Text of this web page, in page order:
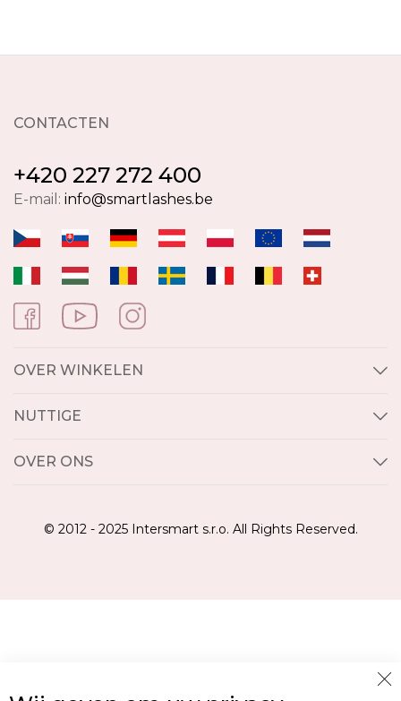
CONTACTEN
+420 227 272 400
E-mail: info@smartlashes.be
OVER WINKELEN
NUTTIGE
OVER ONS
© 2012 - 2025 Intersmart s.r.o. All Rights Reserved.